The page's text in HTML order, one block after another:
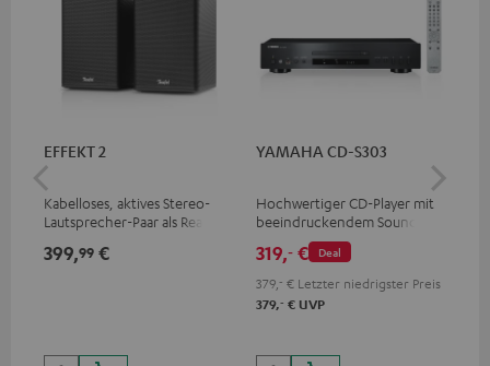
EFFEKT 2
Kabelloses, aktives Stereo-
Lautsprecher-Paar als Rear-
geeignete Teufel Systeme
399,99 €
YAMAHA CD-S303
Hochwertiger CD-Player mit
beeindruckendem Sound und
wertiger Verarbeitung
Deal
319,‐ €
379, ‐ € Letzter niedrigster Preis
379,‐ € UVP